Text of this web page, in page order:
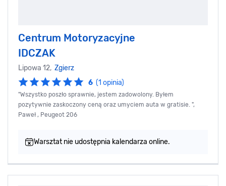
Centrum Motoryzacyjne
IDCZAK
Lipowa 12, Zgierz
6 (1 opinia)
"Wszystko poszło sprawnie, jestem zadowolony. Byłem
pozytywnie zaskoczony ceną oraz umyciem auta w gratisie. ",
Paweł , Peugeot 206
Warsztat nie udostępnia kalendarza online.